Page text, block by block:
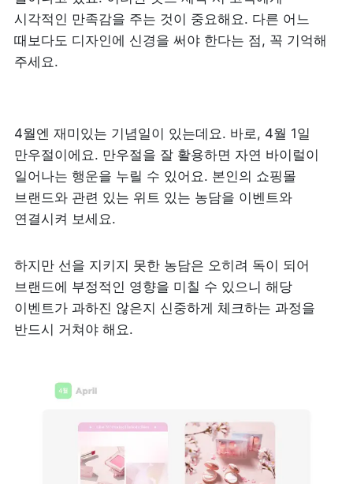
시각적인 만족감을 주는 것이 중요해요. 다른 어느
때보다도 디자인에 신경을 써야 한다는 점, 꼭 기억해
주세요.
4월엔 재미있는 기념일이 있는데요. 바로, 4월 1일
만우절이에요. 만우절을 잘 활용하면 자연 바이럴이
일어나는 행운을 누릴 수 있어요. 본인의 쇼핑몰
브랜드와 관련 있는 위트 있는 농담을 이벤트와
연결시켜 보세요.
하지만 선을 지키지 못한 농담은 오히려 독이 되어
브랜드에 부정적인 영향을 미칠 수 있으니 해당
이벤트가 과하진 않은지 신중하게 체크하는 과정을
반드시 거쳐야 해요.